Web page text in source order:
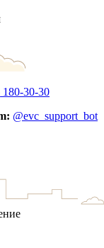
30-30
@evc_support_bot